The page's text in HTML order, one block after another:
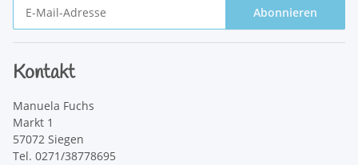
Abonnieren
Kontakt
Manuela Fuchs
Markt 1
57072 Siegen
Tel. 0271/38778695